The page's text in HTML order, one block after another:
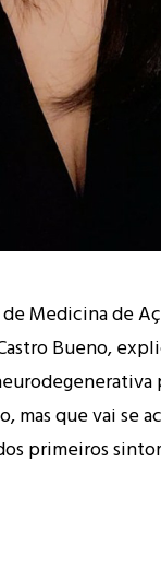
Medicina de
Bueno,
mas que vai se
primeiros